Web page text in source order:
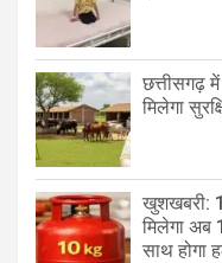
छत्तीसगढ़
मिलेगा
खुशखबरी:
मिलेगा अब
साथ होगा